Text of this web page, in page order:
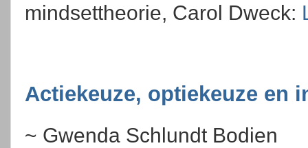
mindsettheorie, Carol Dweck:
Actiekeuze, optiekeuze en
~ Gwenda Schlundt Bodien